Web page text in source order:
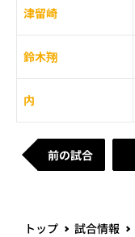
津留崎
鈴木翔
内
前の試合
トップ 試合情報